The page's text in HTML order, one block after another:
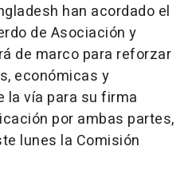
han acordado el
de Asociación y
de marco para reforzar
económicas y
la vía para su firma
por ambas partes,
lunes la Comisión